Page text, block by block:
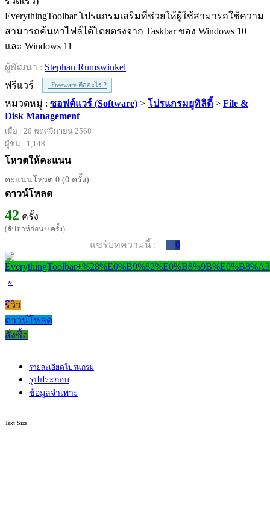
EverythingToolbar โปรแกรมเสริมที่ช่วยให้ผู้ใช้สามารถใช้ความ
สามารถค้นหาไฟล์ได้โดยตรงจาก Taskbar ของ Windows 10
และ Windows 11
ผู้พัฒนา : Stephan Rumswinkel
ฟรีแวร์
Freeware คืออะไร ?
หมวดหมู่ : ซอฟต์แวร์ (Software) > โปรแกรมยูทิลิตี้ > File &
Disk Management
เมื่อ : 20 พฤศจิกายน 2568
ผู้ชม : 1,148
โหวตให้คะแนน
คะแนนโหวต 0 (0 ครั้ง)
ดาวน์โหลด
42 ครั้ง
(สัปดาห์ก่อน 0 ครั้ง)
แชร์บทความนี้ : 0
»
รีวิว
ดาวน์โหลด
สั่งซื้อ
รายละเอียดโปรแกรม
รูปประกอบ
ข้อมูลจำเพาะ
Text Size